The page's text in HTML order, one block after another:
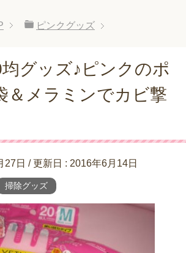
ピンクグッズ
グッズ♪ピンクのポ
＆メラミンでカビ撃
27日 / 更新日 : 2016年6月14日
掃除グッズ